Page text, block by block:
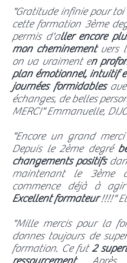
"Gratitude infinie pour
cette formation 3ème
permis d'aller encore
mon cheminementvers
on va vraiment en
plan émotionnel, intuitif
journées formidables
échanges, de belles
MERCI" Emmanuelle,
"Encore un grand
Depuis le 2ème degré
changements positifs
maintenant le 3ème
commence déjà à
Excellent formateur!!!!"
"Mille mercis pour la
donnes toujours de
formation. Ce fut2